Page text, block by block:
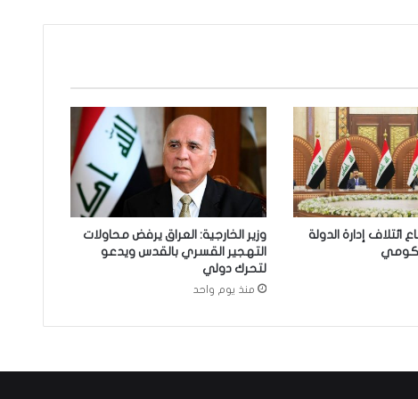
ا
ل
ر
ك
ئ
ز
ا
ل
ي
ائتلاف إدارة الدولة
وزير الخارجية: العراق يرفض محاولات
التهجير القسري بالقدس ويدعو
لتحرك دولي
منذ يوم واحد